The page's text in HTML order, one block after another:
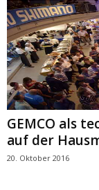
GEMCO als
auf der
20. Oktober 2016